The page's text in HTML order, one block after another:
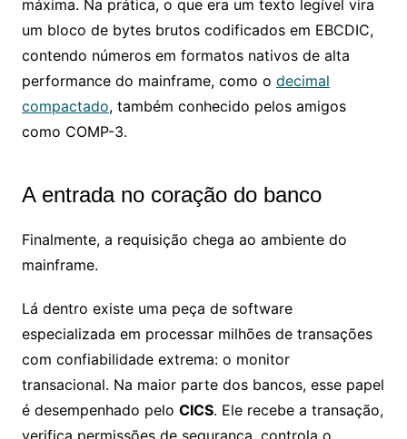
máxima. Na prática, o que era um texto legível vira
um bloco de bytes brutos codificados em EBCDIC,
contendo números em formatos nativos de alta
performance do mainframe, como o decimal
compactado, também conhecido pelos amigos
como COMP-3.
A entrada no coração do banco
Finalmente, a requisição chega ao ambiente do
mainframe.
Lá dentro existe uma peça de software
especializada em processar milhões de transações
com confiabilidade extrema: o monitor
transacional. Na maior parte dos bancos, esse papel
é desempenhado pelo CICS. Ele recebe a transação,
verifica permissões de segurança, controla o